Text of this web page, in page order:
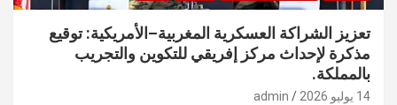
تعزيز الشراكة العسكرية المغربية–الأمريكية: توقيع
مذكرة لإحداث مركز إفريقي للتكوين والتجريب
بالمملكة.
14 يوليو 2026 admin